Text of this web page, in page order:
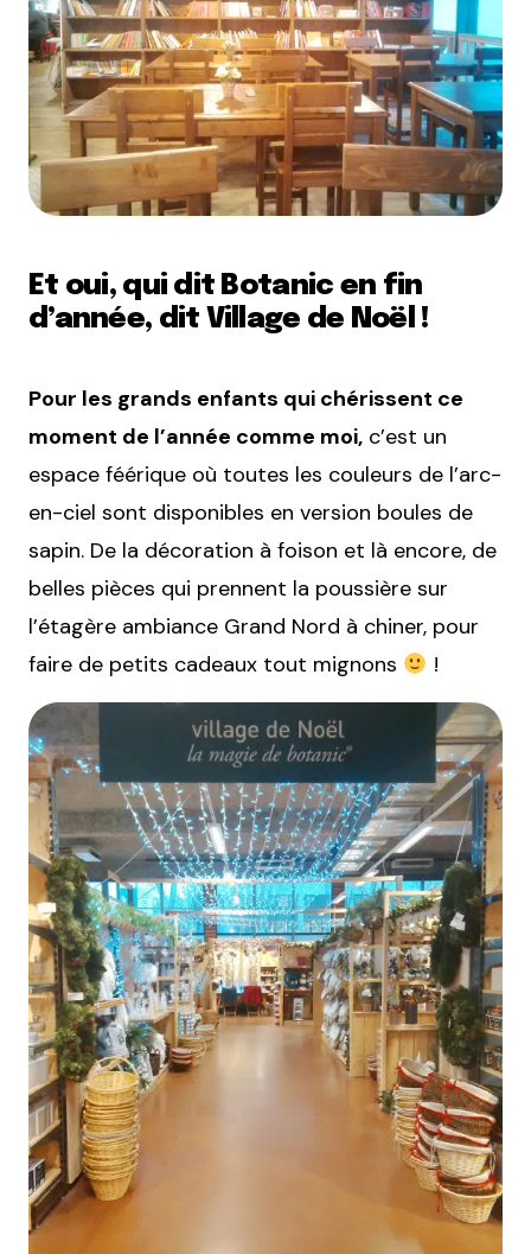
Et oui, qui dit Botanic en fin
d’année, dit Village de Noël !
Pour les grands enfants qui chérissent ce
moment de l’année comme moi, c’est un
espace féérique où toutes les couleurs de l’arc-
en-ciel sont disponibles en version boules de
sapin. De la décoration à foison et là encore, de
belles pièces qui prennent la poussière sur
l’étagère ambiance Grand Nord à chiner, pour
faire de petits cadeaux tout mignons
!